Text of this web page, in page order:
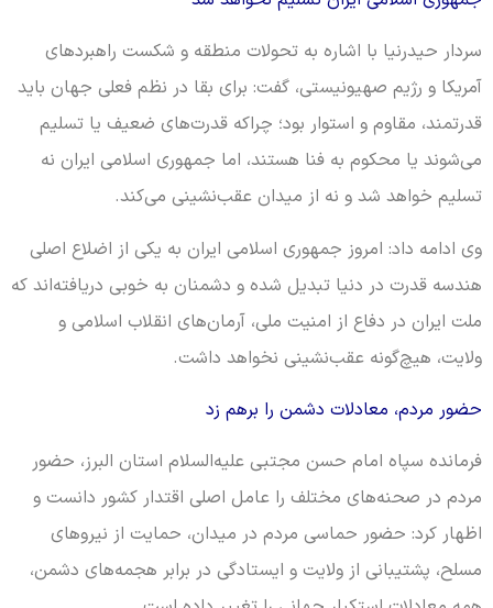
سردار حیدرنیا با اشاره به تحولات منطقه و شکست راهبردهای
آمریکا و رژیم صهیونیستی، گفت: برای بقا در نظم فعلی جهان باید
قدرتمند، مقاوم و استوار بود؛ چراکه قدرت‌های ضعیف یا تسلیم
می‌شوند یا محکوم به فنا هستند، اما جمهوری اسلامی ایران نه
تسلیم خواهد شد و نه از میدان عقب‌نشینی می‌کند.
وی ادامه داد: امروز جمهوری اسلامی ایران به یکی از اضلاع اصلی
هندسه قدرت در دنیا تبدیل شده و دشمنان به خوبی دریافته‌اند که
ملت ایران در دفاع از امنیت ملی، آرمان‌های انقلاب اسلامی و
ولایت، هیچ‌گونه عقب‌نشینی نخواهد داشت.
حضور مردم، معادلات دشمن را برهم زد
فرمانده سپاه امام حسن مجتبی علیه‌السلام استان البرز، حضور
مردم در صحنه‌های مختلف را عامل اصلی اقتدار کشور دانست و
اظهار کرد: حضور حماسی مردم در میدان، حمایت از نیروهای
مسلح، پشتیبانی از ولایت و ایستادگی در برابر هجمه‌های دشمن،